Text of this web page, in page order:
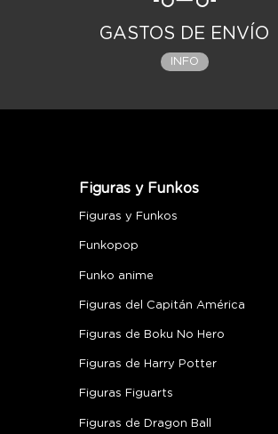
GASTOS DE ENVÍO
INFO
Figuras y Funkos
Figuras y Funkos
Funkopop
Funko anime
Figuras del Capitán América
Figuras de Boku No Hero
Figuras de Harry Potter
Figuras Figuarts
Figuras de Dragon Ball